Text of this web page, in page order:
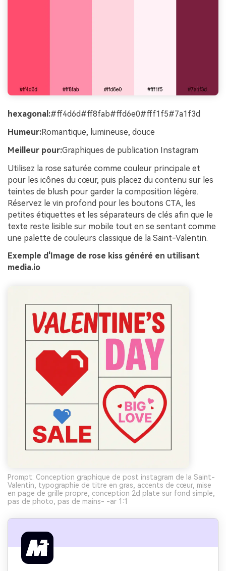
hexagonal:#ff4d6d#ff8fab#ffd6e0#fff1f5#7a1f3d
Humeur:Romantique, lumineuse, douce
Meilleur pour:Graphiques de publication Instagram
Utilisez la rose saturée comme couleur principale et
pour les icônes du cœur, puis placez du contenu sur les
teintes de blush pour garder la composition légère.
Réservez le vin profond pour les boutons CTA, les
petites étiquettes et les séparateurs de clés afin que le
texte reste lisible sur mobile tout en se sentant comme
une palette de couleurs classique de la Saint-Valentin.
Exemple d'Image de rose kiss généré en utilisant
media.io
Prompt: Conception graphique de post instagram de la Saint-
Valentin, typographie de titre en gras, accents de cœur, mise
en page de grille propre, conception 2d plate sur fond simple,
pas de photo, pas de mains- -ar 1:1